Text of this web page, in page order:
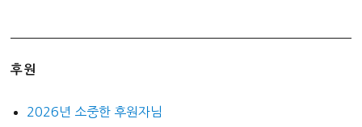
후원
2026년 소중한 후원자님